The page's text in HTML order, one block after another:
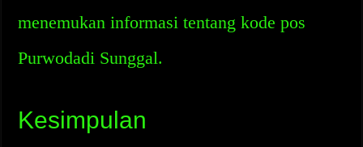
menemukan informasi tentang kode pos
Purwodadi Sunggal.
Kesimpulan